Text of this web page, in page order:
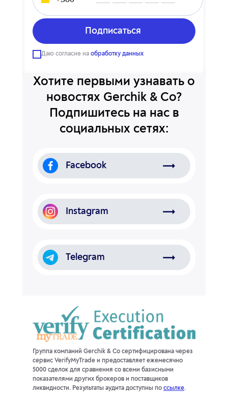
Даю согласие на обработку данных
Хотите первыми узнавать о
новостях Gerchik & Co?
Подпишитесь на нас в
социальных сетях:
Facebook
Instagram
Telegram
Группа компаний Gerchik & Co сертифицирована через
сервис VerifyMyTrade и предоставляет ежемесячно
5000 сделок для сравнения со всеми базисными
показателями других брокеров и поставщиков
ликвидности. Результаты аудита доступны по ссылке.